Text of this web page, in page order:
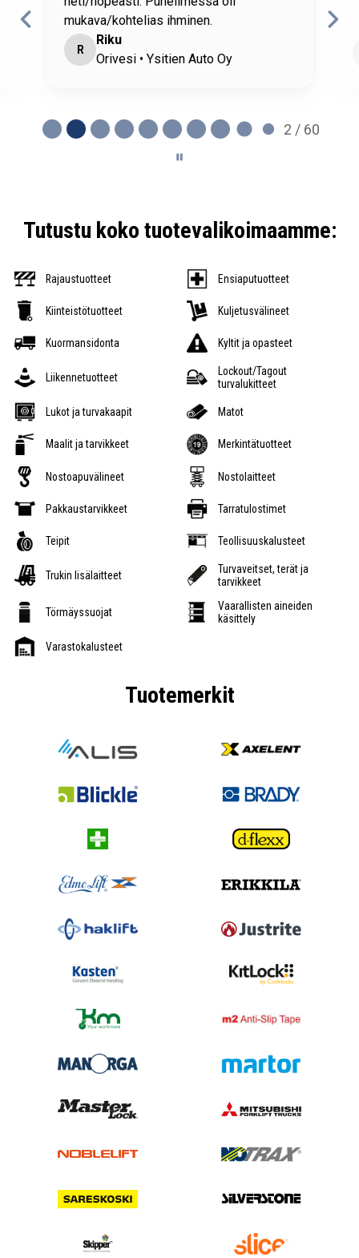
mukava/kohtelias ihminen.
R
Riku
Orivesi • Ysitien Auto Oy
2 / 60
Tutustu koko tuotevalikoimaamme:
Rajaustuotteet Ensiaputuotteet
Kiinteistötuotteet Kuljetusvälineet
Kuormansidonta Kyltit ja opasteet
Liikennetuotteet
Lockout/Tagout
turvalukitteet
Lukot ja turvakaapit Matot
Maalit ja tarvikkeet Merkintätuotteet
Nostoapuvälineet Nostolaitteet
Pakkaustarvikkeet Tarratulostimet
Teipit Teollisuuskalusteet
Trukin lisälaitteet
Turvaveitset, terät ja
tarvikkeet
Törmäyssuojat
Vaarallisten aineiden
käsittely
Varastokalusteet
Tuotemerkit